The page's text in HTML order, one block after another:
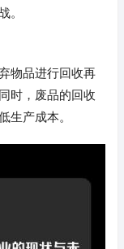
。
物品进行回收再
时，废品的回收
生产成本。